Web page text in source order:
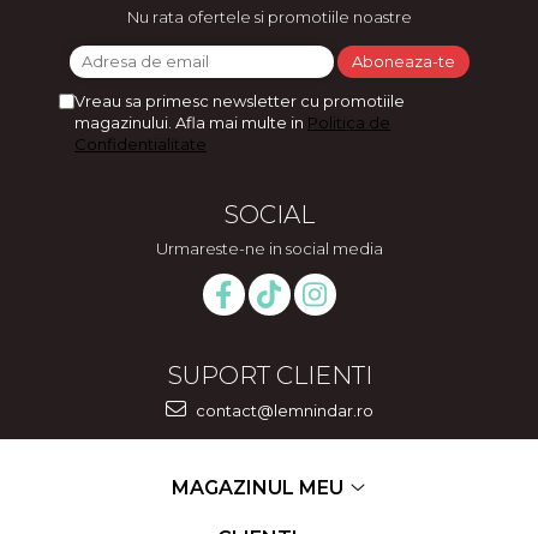
Nu rata ofertele si promotiile noastre
Vreau sa primesc newsletter cu promotiile
magazinului. Afla mai multe in Politica de
Confidentialitate
SOCIAL
Urmareste-ne in social media
SUPORT CLIENTI
contact@lemnindar.ro
MAGAZINUL MEU